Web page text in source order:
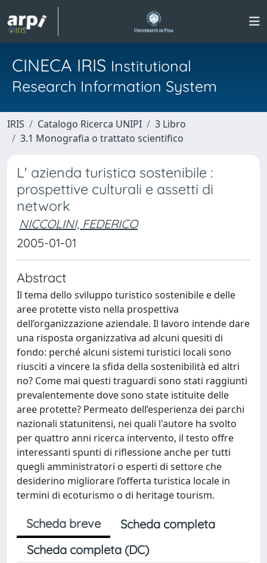
CINECA IRIS Institutional
Research Information System
IRIS Catalogo Ricerca UNIPI
3 Libro
3.1 Monografia o trattato scientifico
L' azienda turistica sostenibile :
prospettive culturali e assetti di
network
NICCOLINI, FEDERICO
2005-01-01
Abstract
Il tema dello sviluppo turistico sostenibile e delle
aree protette visto nella prospettiva
dell’organizzazione aziendale. Il lavoro intende dare
una risposta organizzativa ad alcuni quesiti di
fondo: perché alcuni sistemi turistici locali sono
riusciti a vincere la sfida della sostenibilità ed altri
no? Come mai questi traguardi sono stati raggiunti
prevalentemente dove sono state istituite delle
aree protette? Permeato dell’esperienza dei parchi
nazionali statunitensi, nei quali l'autore ha svolto
per quattro anni ricerca intervento, il testo offre
interessanti spunti di riflessione anche per tutti
quegli amministratori o esperti di settore che
desiderino migliorare l’offerta turistica locale in
termini di ecoturismo o di heritage tourism.
Scheda breve
Scheda completa
Scheda completa (DC)